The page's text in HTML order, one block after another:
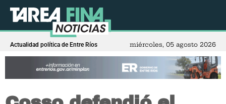
Actualidad política de Entre Ríos miércoles, 05 agosto 2026